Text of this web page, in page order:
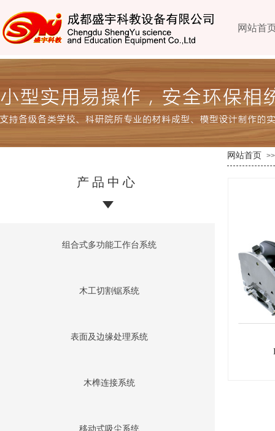
网站首页 >>
产品中心
组合式多功能工作台系统
木工切割锯系统
表面及边缘处理系统
木榫连接系统
移动式吸尘系统
网站首